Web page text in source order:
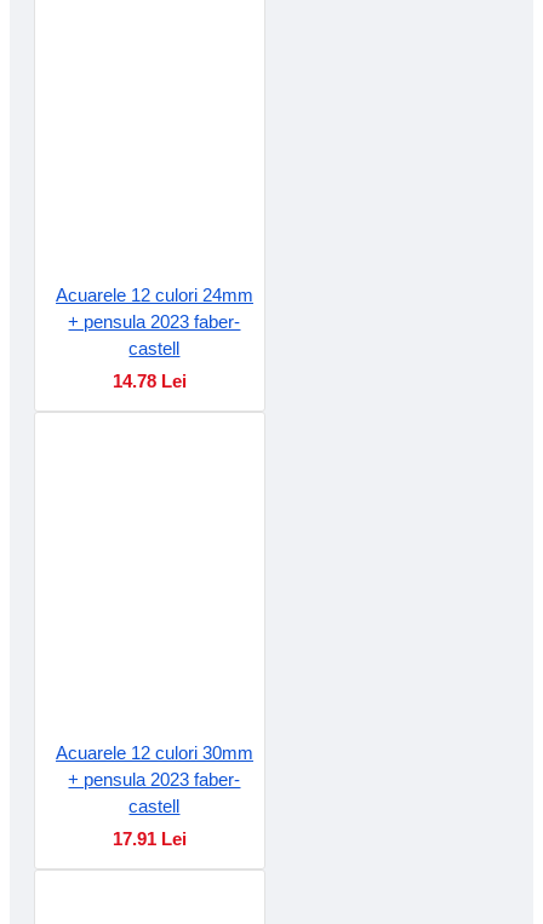
Acuarele 12 culori 24mm
+ pensula 2023 faber-
castell
14.78 Lei
Acuarele 12 culori 30mm
+ pensula 2023 faber-
castell
17.91 Lei